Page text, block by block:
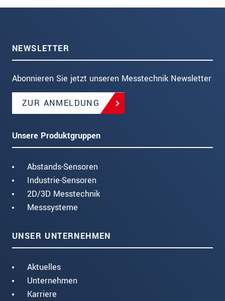
NEWSLETTER
Abonnieren Sie jetzt unseren Messtechnik Newsletter
ZUR ANMELDUNG
Unsere Produktgruppen
Abstands-Sensoren
Industrie-Sensoren
2D/3D Messtechnik
Messsysteme
UNSER UNTERNEHMEN
Aktuelles
Unternehmen
Karriere